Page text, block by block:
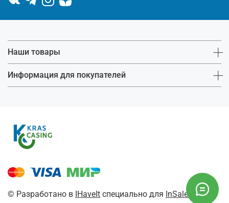
Наши товары
Информация для покупателей
© Разработано в IHaveIt специально для InSales